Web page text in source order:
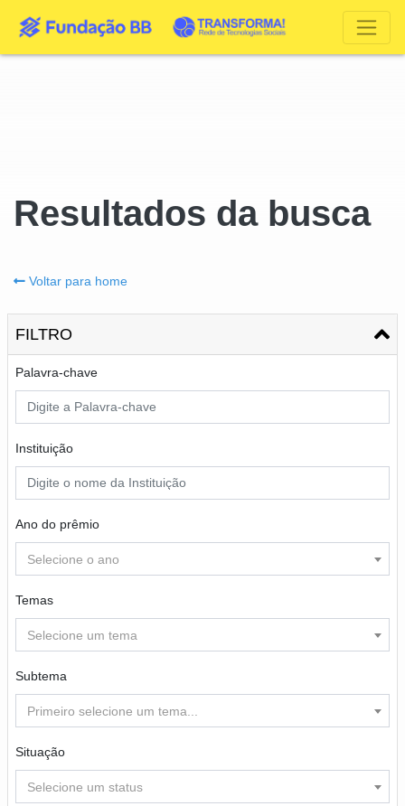
Resultados da busca
Voltar para home
FILTRO
Palavra-chave
Instituição
Ano do prêmio
Selecione o ano
Temas
Selecione um tema
Subtema
Primeiro selecione um tema...
Situação
Selecione um status